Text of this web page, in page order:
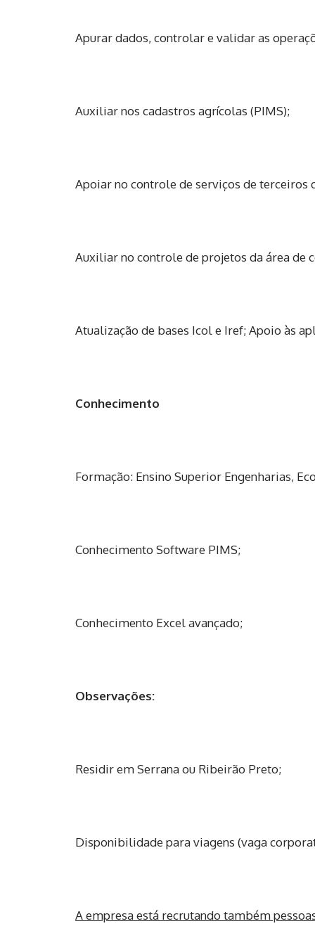
Apurar dados, controlar e validar as
Auxiliar nos cadastros agrícolas (PIMS);
Apoiar no controle de serviços de terceiros
Auxiliar no controle de projetos da área de
Atualização de bases Icol e Iref; Apoio às
Conhecimento
Formação: Ensino Superior Engenharias,
Conhecimento Software PIMS;
Conhecimento Excel avançado;
Observações:
Residir em Serrana ou Ribeirão Preto;
Disponibilidade para viagens (vaga
A empresa está recrutando também